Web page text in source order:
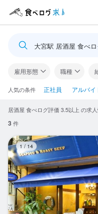
ログイ
食べログ求人TOP
求人検索
閲覧履歴
気になる求人
検索履歴・保存した条件
大宮駅 居酒屋 食べ
雇用形態 職種
人気の条件 正社員 アルバイ
居酒屋 食べログ評価 3.5以上 の求
3 件
1 / 14